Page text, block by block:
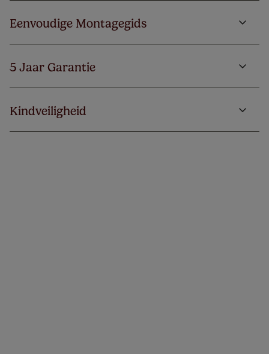
Eenvoudige Montagegids
5 Jaar Garantie
Kindveiligheid